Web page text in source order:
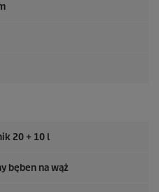
20 + 10 l
bęben na wąż